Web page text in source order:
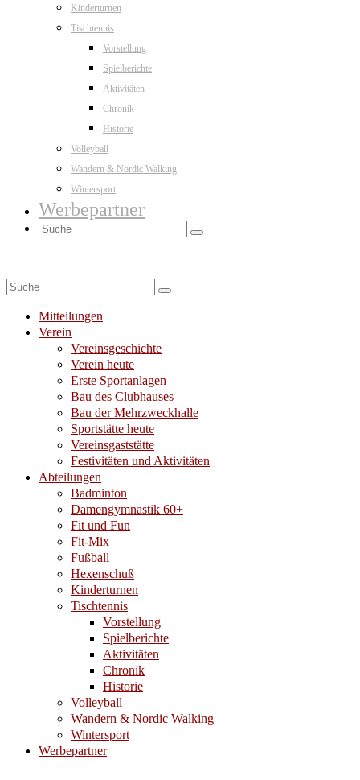
Kinderturnen
Tischtennis
Vorstellung
Spielberichte
Aktivitäten
Chronik
Historie
Volleyball
Wandern & Nordic Walking
Wintersport
Werbepartner
Suche
Suche
Mitteilungen
Verein
Vereinsgeschichte
Verein heute
Erste Sportanlagen
Bau des Clubhauses
Bau der Mehrzweckhalle
Sportstätte heute
Vereinsgaststätte
Festivitäten und Aktivitäten
Abteilungen
Badminton
Damengymnastik 60+
Fit und Fun
Fit-Mix
Fußball
Hexenschuß
Kinderturnen
Tischtennis
Vorstellung
Spielberichte
Aktivitäten
Chronik
Historie
Volleyball
Wandern & Nordic Walking
Wintersport
Werbepartner